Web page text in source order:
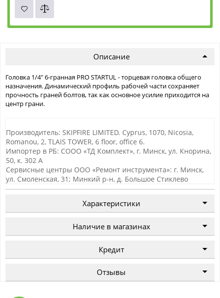
Описание
Головка 1/4" 6-гранная PRO STARTUL - торцевая головка общего
назначения. Динамический профиль рабочей части сохраняет
прочность граней болтов, так как основное усилие приходится на
центр грани.
Производитель: SKIPFIRE LIMITED. Cyprus, 1070, Nicosia,
Romanou, 2, TLAIS TOWER, 6 floor, office 6.
Импортер в РБ: СООО «ТД Комплект», г. Минск, ул. Кнорина,
50, к. 302 А
Сервисные центры ООО «Ремонт инструмента»: г. Минск,
ул. Смоленская, 31; Минкий р-н, д. Большое Стиклево
Характеристики
Наличие в магазинах
Кредит
Отзывы